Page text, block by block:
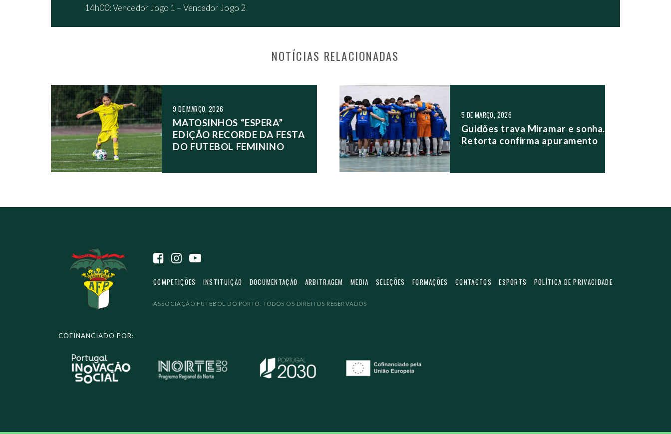
14h00: Vencedor Jogo 1 – Vencedor Jogo 2
NOTÍCIAS RELACIONADAS
NAVEGAÇÃO NOS POSTS
9 DE MARÇO, 2026
MATOSINHOS “ESPERA”
EDIÇÃO RECORDE DA FESTA
DO FUTEBOL FEMININO
5 DE MARÇO, 2026
Guidões trava Miramar e sonha.
Retorta confirma apuramento
COMPETIÇÕES INSTITUIÇÃO DOCUMENTAÇÃO ARBITRAGEM MEDIA SELEÇÕES FORMAÇÕES CONTACTOS ESPORTS POLÍTICA DE PRIVACIDADE
ASSOCIAÇÃO FUTEBOL DO PORTO. TODOS OS DIREITOS RESERVADOS
COFINANCIADO POR: